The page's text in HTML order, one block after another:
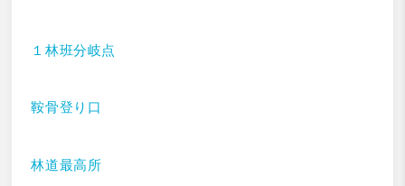
１林班分岐点
鞍骨登り口
林道最高所